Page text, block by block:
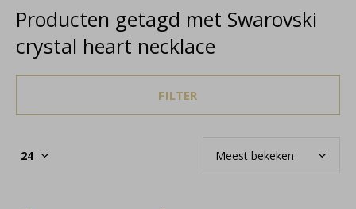
Producten getagd met Swarovski
crystal heart necklace
FILTER